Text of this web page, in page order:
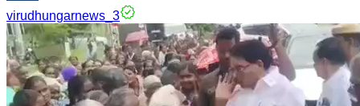
virudhungarnews_3